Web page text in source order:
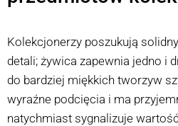
Kolekcjonerzy poszukują
detali; żywica zapewnia jedno i
do bardziej miękkich tworzyw
wyraźne podcięcia i ma
natychmiast sygnalizuje